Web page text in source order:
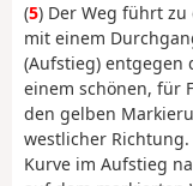
(5) Der Weg führt
mit einem
(Aufstieg) entgegen
einem schönen, für
den gelben
westlicher
Kurve im Aufstieg